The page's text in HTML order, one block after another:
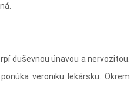
duševnou únavou a nervozitou.
veroniku lekársku. Okrem